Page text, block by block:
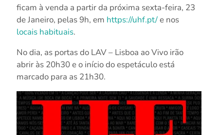
ficam à venda a partir da próxima sexta-feira, 23
de Janeiro, pelas 9h, em https://uhf.pt/e nos
locais habituais.
No dia, as portas do LAV – Lisboa ao Vivo irão
abrir às 20h30 e o início do espetáculo está
marcado para as 21h30.